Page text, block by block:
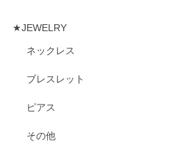
★JEWELRY
ネックレス
ブレスレット
ピアス
その他